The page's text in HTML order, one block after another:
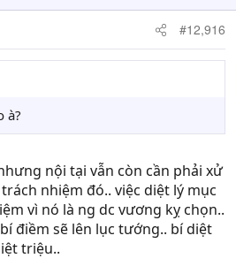
#12,916
à?
nội tại vẫn còn cần phải xử
nhiệm đó.. việc diệt lý mục
vì nó là ng dc vương kỵ chọn..
điềm sẽ lên lục tướng.. bí diệt
triệu..